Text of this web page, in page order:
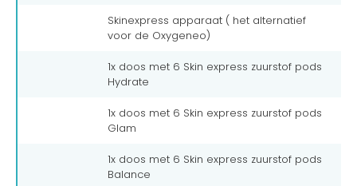
Skinexpress apparaat ( het alternatief
voor de Oxygeneo)
1x doos met 6 Skin express zuurstof pods
Hydrate
1x doos met 6 Skin express zuurstof pods
Glam
1x doos met 6 Skin express zuurstof pods
Balance